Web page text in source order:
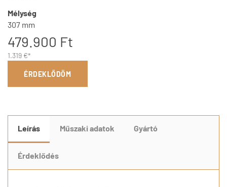
Mélység
307 mm
479.900 Ft
1.319 €*
ÉRDEKLŐDÖM
Leírás Műszaki adatok Gyártó
Érdeklődés